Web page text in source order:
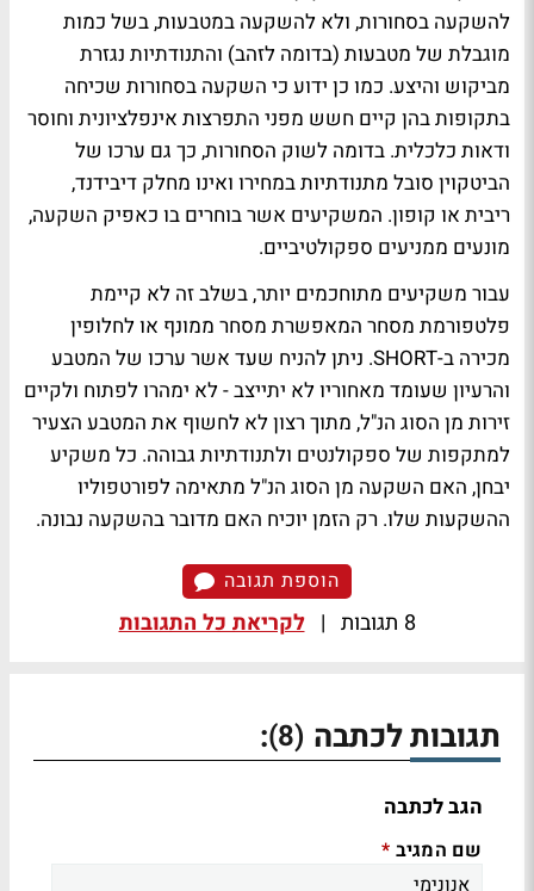
להשקעה בסחורות, ולא להשקעה במטבעות, בשל כמות
מוגבלת של מטבעות (בדומה לזהב) והתנודתיות נגזרת
מביקוש והיצע. כמו כן ידוע כי השקעה בסחורות שכיחה
בתקופות בהן קיים חשש מפני התפרצות אינפלציונית וחוסר
ודאות כלכלית. בדומה לשוק הסחורות, כך גם ערכו של
הביטקוין סובל מתנודתיות במחירו ואינו מחלק דיבידנד,
ריבית או קופון. המשקיעים אשר בוחרים בו כאפיק השקעה,
מונעים ממניעים ספקולטיביים.
עבור משקיעים מתוחכמים יותר, בשלב זה לא קיימת
פלטפורמת מסחר המאפשרת מסחר ממונף או לחלופין
מכירה ב-SHORT. ניתן להניח שעד אשר ערכו של המטבע
והרעיון שעומד מאחוריו לא יתייצב - לא ימהרו לפתוח ולקיים
זירות מן הסוג הנ"ל, מתוך רצון לא לחשוף את המטבע הצעיר
למתקפות של ספקולנטים ולתנודתיות גבוהה. כל משקיע
יבחן, האם השקעה מן הסוג הנ"ל מתאימה לפורטפוליו
ההשקעות שלו. רק הזמן יוכיח האם מדובר בהשקעה נבונה.
הוספת תגובה
8 תגובות | לקריאת כל התגובות
תגובות לכתבה (8)
:
הגב לכתבה
שם המגיב *